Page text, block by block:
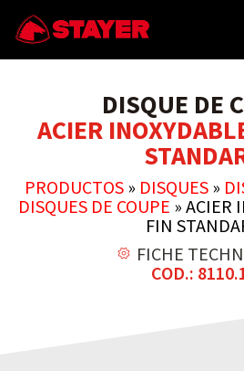
DISQUE DE
ACIER
PRODUCTOS » DISQUES »
DISQUES DE COUPE » ACIER
FIN
FICHE
COD.: